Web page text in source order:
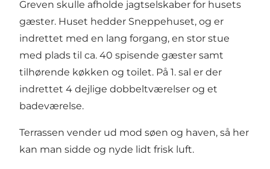
Greven skulle afholde jagtselskaber for husets
gæster. Huset hedder Sneppehuset, og er
indrettet med en lang forgang, en stor stue
med plads til ca. 40 spisende gæster samt
tilhørende køkken og toilet. På 1. sal er der
indrettet 4 dejlige dobbeltværelser og et
badeværelse.
Terrassen vender ud mod søen og haven, så her
kan man sidde og nyde lidt frisk luft.